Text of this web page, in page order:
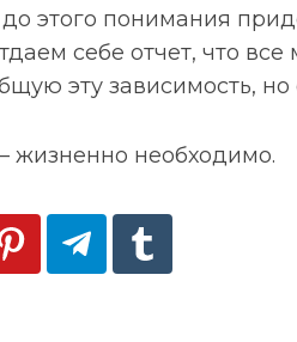
этого понимания
себе отчет, что
эту зависимость,
жизненно необходимо.